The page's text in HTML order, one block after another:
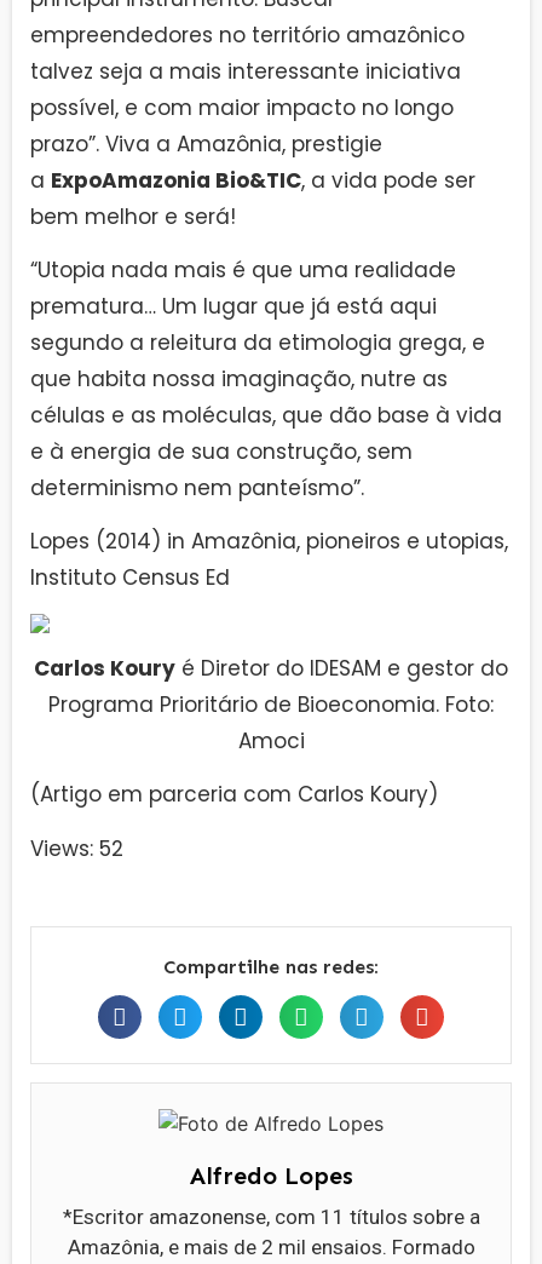
empreendedores no território amazônico
talvez seja a mais interessante iniciativa
possível, e com maior impacto no longo
prazo”. Viva a Amazônia, prestigie
a ExpoAmazonia Bio&TIC, a vida pode ser
bem melhor e será!
“Utopia nada mais é que uma realidade
prematura… Um lugar que já está aqui
segundo a releitura da etimologia grega, e
que habita nossa imaginação, nutre as
células e as moléculas, que dão base à vida
e à energia de sua construção, sem
determinismo nem panteísmo”.
Lopes (2014) in Amazônia, pioneiros e utopias,
Instituto Census Ed
Carlos Koury é Diretor do IDESAM e gestor do
Programa Prioritário de Bioeconomia. Foto:
Amoci
(Artigo em parceria com Carlos Koury)
Views: 52
Compartilhe nas redes:
Alfredo Lopes
*Escritor amazonense, com 11 títulos sobre a
Amazônia, e mais de 2 mil ensaios. Formado